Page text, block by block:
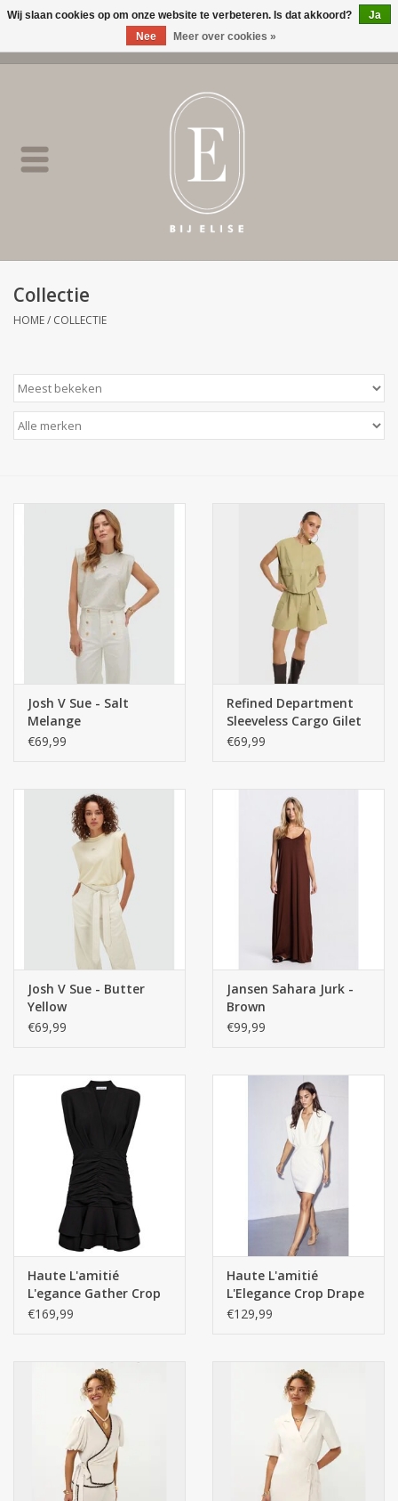
BIJ ELISE
SALE
Merken
Collectie
HOME/ COLLECTIE
Josh V Sue - Salt
Melange
€69,99
Refined Department
Sleeveless Cargo Gilet
Noa - Sand
€69,99
Josh V Sue - Butter
Yellow
€69,99
Jansen Sahara Jurk -
Brown
€99,99
Haute L'amitié
L'egance Gather Crop
Dress - Black
€169,99
Haute L'amitié
L'Elegance Crop Drape
Dress - Pearl
€129,99
Wij slaan cookies op om onze website te verbeteren. Is dat akkoord?
Ja
Nee
Meer over cookies »